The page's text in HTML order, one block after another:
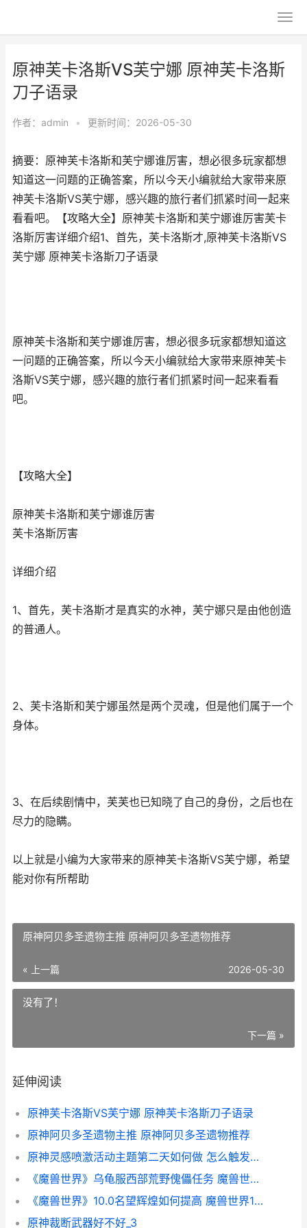
原神芙卡洛斯VS芙宁娜 原神芙卡洛斯
刀子语录
作者： admin • 更新时间：2026-05-30
摘要：原神芙卡洛斯和芙宁娜谁厉害，想必很多玩家都想
知道这一问题的正确答案，所以今天小编就给大家带来原
神芙卡洛斯VS芙宁娜，感兴趣的旅行者们抓紧时间一起来
看看吧。【攻略大全】原神芙卡洛斯和芙宁娜谁厉害芙卡
洛斯厉害详细介绍1、首先，芙卡洛斯才,原神芙卡洛斯VS
芙宁娜 原神芙卡洛斯刀子语录
原神芙卡洛斯和芙宁娜谁厉害，想必很多玩家都想知道这
一问题的正确答案，所以今天小编就给大家带来原神芙卡
洛斯VS芙宁娜，感兴趣的旅行者们抓紧时间一起来看看
吧。
【攻略大全】
原神芙卡洛斯和芙宁娜谁厉害
芙卡洛斯厉害
详细介绍
1、首先，芙卡洛斯才是真实的水神，芙宁娜只是由他创造
的普通人。
2、芙卡洛斯和芙宁娜虽然是两个灵魂，但是他们属于一个
身体。
3、在后续剧情中，芙芙也已知晓了自己的身份，之后也在
尽力的隐瞒。
以上就是小编为大家带来的原神芙卡洛斯VS芙宁娜，希望
能对你有所帮助
原神阿贝多圣遗物主推 原神阿贝多圣遗物推荐
« 上一篇 2026-05-30
没有了！
下一篇 »
延伸阅读
原神芙卡洛斯VS芙宁娜 原神芙卡洛斯刀子语录
原神阿贝多圣遗物主推 原神阿贝多圣遗物推荐
原神灵感喷激活动主题第二天如何做 怎么触发灵感
《魔兽世界》乌龟服西部荒野傀儡任务 魔兽世界乌龟坐骑在哪里钓
《魔兽世界》10.0名望辉煌如何提高 魔兽世界10码距离监控命令
原神裁断武器好不好_3